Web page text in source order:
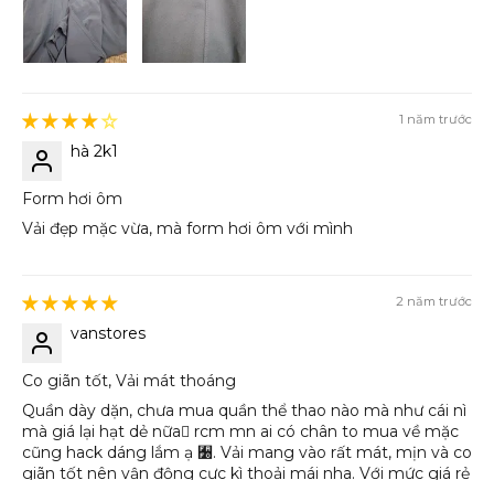
1 năm trước
hà 2k1
Form hơi ôm
Vải đẹp mặc vừa, mà form hơi ôm với mình
2 năm trước
vanstores
Co giãn tốt, Vải mát thoáng
Quần dày dặn, chưa mua quần thể thao nào mà như cái nì
mà giá lại hạt dẻ nữa rcm mn ai có chân to mua về mặc
cũng hack dáng lắm ạ 﫰. Vải mang vào rất mát, mịn và co
giãn tốt nên vận động cực kì thoải mái nha. Với mức giá rẻ